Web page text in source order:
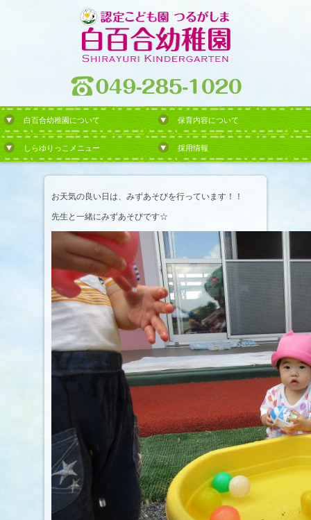
白百合幼稚園について 保育内容について
しらゆりっこメニュー 採用情報
お天気の良い日は、みずあそびを行っています！！
先生と一緒にみずあそびです☆